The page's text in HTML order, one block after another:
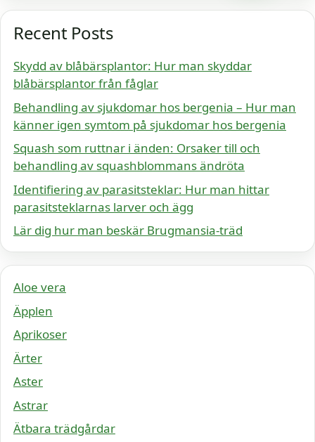
Recent Posts
Skydd av blåbärsplantor: Hur man skyddar
blåbärsplantor från fåglar
Behandling av sjukdomar hos bergenia – Hur man
känner igen symtom på sjukdomar hos bergenia
Squash som ruttnar i änden: Orsaker till och
behandling av squashblommans ändröta
Identifiering av parasitsteklar: Hur man hittar
parasitsteklarnas larver och ägg
Lär dig hur man beskär Brugmansia-träd
Aloe vera
Äpplen
Aprikoser
Ärter
Aster
Astrar
Ätbara trädgårdar